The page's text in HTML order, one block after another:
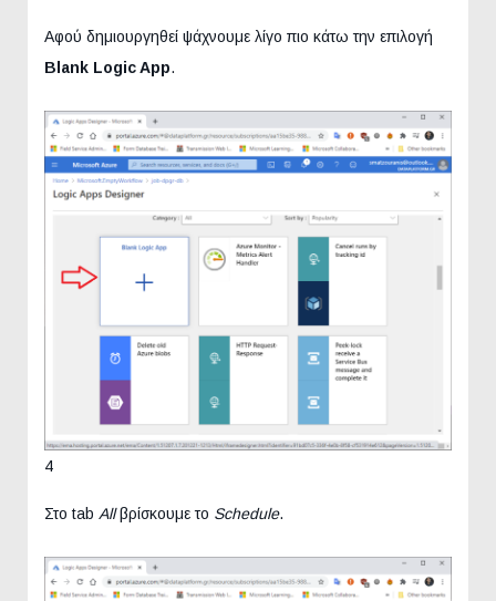
Αφού δημιουργηθεί ψάχνουμε λίγο πιο κάτω την επιλογή
Blank Logic App.
4
Στο tab Allβρίσκουμε το Schedule.